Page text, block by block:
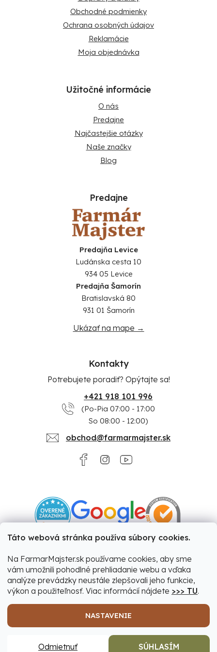
Táto webová stránka používa súbory cookies.
Na FarmarMajster.sk používame cookies, aby sme
vám umožnili pohodlné prehliadanie webu a vďaka
analýze prevádzky neustále zlepšovali jeho funkcie,
výkon a použiteľnosť. Viac informácií nájdete >>> TU.
NASTAVENIE
Odmietnuť SÚHLASÍM
Obchodné podmienky
Ochrana osobných údajov
Reklamácie
Moja objednávka
Užitočné informácie
O nás
Predajne
Najčastejšie otázky
Naše značky
Blog
Predajne
Predajňa Levice
Ludánska cesta 10
934 05 Levice
Predajňa Šamorín
Bratislavská 80
931 01 Šamorín
Ukázať na mape →
Kontakty
Potrebujete poradiť? Opýtajte sa!
+421 918 101 996
(Po-Pia 07:00 - 17:00
So 08:00 - 12:00)
obchod@farmarmajster.sk
Upravil Balkys